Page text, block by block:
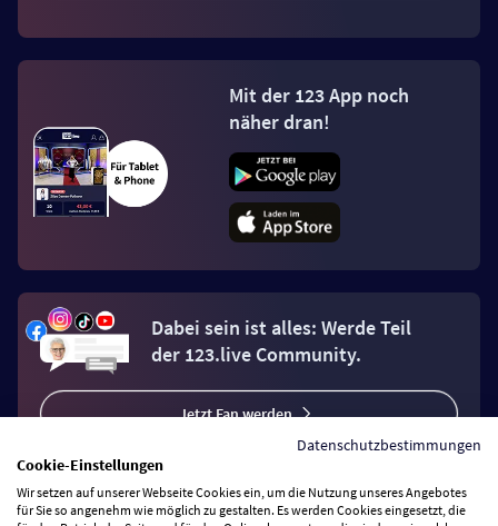
Mit der 123 App noch
näher dran!
Dabei sein ist alles: Werde Teil
der 123.live Community.
Jetzt Fan werden
Datenschutzbestimmungen
Cookie-Einstellungen
Wir setzen auf unserer Webseite Cookies ein, um die Nutzung unseres Angebotes
für Sie so angenehm wie möglich zu gestalten. Es werden Cookies eingesetzt, die